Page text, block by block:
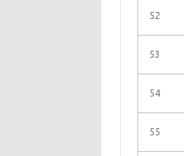
52
53
54
55